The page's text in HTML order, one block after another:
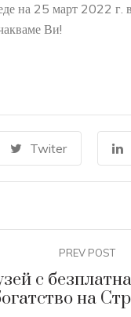
на 25 март 2022 г.
Ви!
Twiter
PREV POST
с
на
22